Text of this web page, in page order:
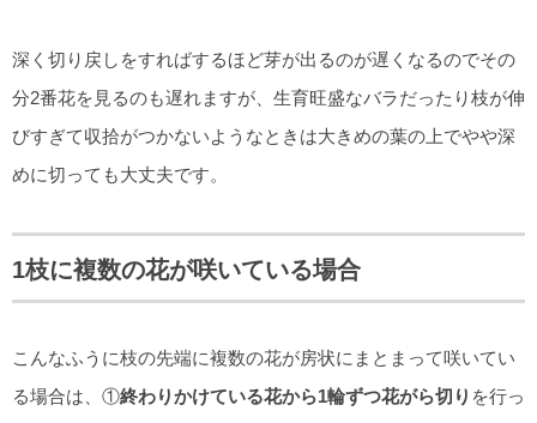
深く切り戻しをすればするほど芽が出るのが遅くなるのでその
分2番花を見るのも遅れますが、生育旺盛なバラだったり枝が伸
びすぎて収拾がつかないようなときは大きめの葉の上でやや深
めに切っても大丈夫です。
1枝に複数の花が咲いている場合
こんなふうに枝の先端に複数の花が房状にまとまって咲いてい
る場合は、①終わりかけている花から1輪ずつ花がら切り を行っ